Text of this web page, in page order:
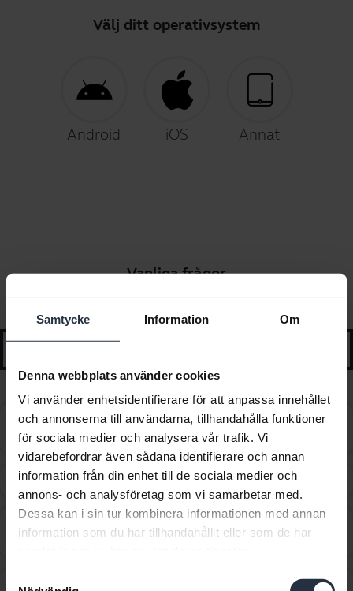
Samtycke Information Om
Denna webbplats använder cookies
Vi använder enhetsidentifierare för att anpassa innehållet
och annonserna till användarna, tillhandahålla funktioner
för sociala medier och analysera vår trafik. Vi
vidarebefordrar även sådana identifierare och annan
information från din enhet till de sociala medier och
annons- och analysföretag som vi samarbetar med.
Dessa kan i sin tur kombinera informationen med annan
information som du har tillhandahållit eller som de har
Välj ditt operativsystem
Android iOS Annat
Vanliga frågor
search
Can I use the supplied USB charging cable as an
audio cable?
Hur får jag tag i tillbehör till min Jabra-enhet?
Hur långt bort kan jag gå från min mobiltelefon
innan jag går utanför Bluetooth-räckvidden?
Hur många Bluetooth-enheter kan jag para ihop med